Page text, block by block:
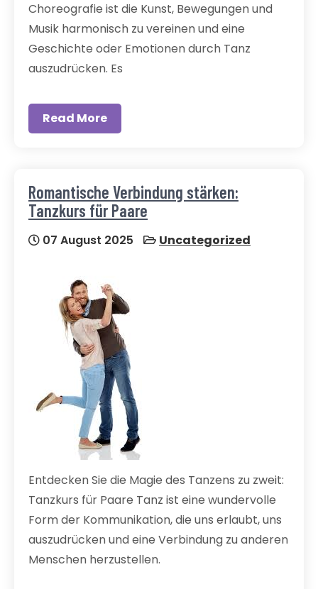
Choreografie ist die Kunst, Bewegungen und
Musik harmonisch zu vereinen und eine
Geschichte oder Emotionen durch Tanz
auszudrücken. Es
Read More
Romantische Verbindung stärken:
Tanzkurs für Paare
07 August 2025 Uncategorized
Entdecken Sie die Magie des Tanzens zu zweit:
Tanzkurs für Paare Tanz ist eine wundervolle
Form der Kommunikation, die uns erlaubt, uns
auszudrücken und eine Verbindung zu anderen
Menschen herzustellen.